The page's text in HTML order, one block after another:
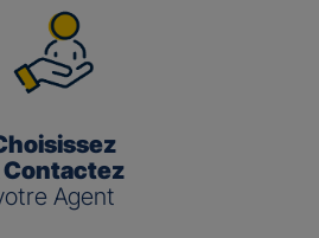
Contactez
Agent